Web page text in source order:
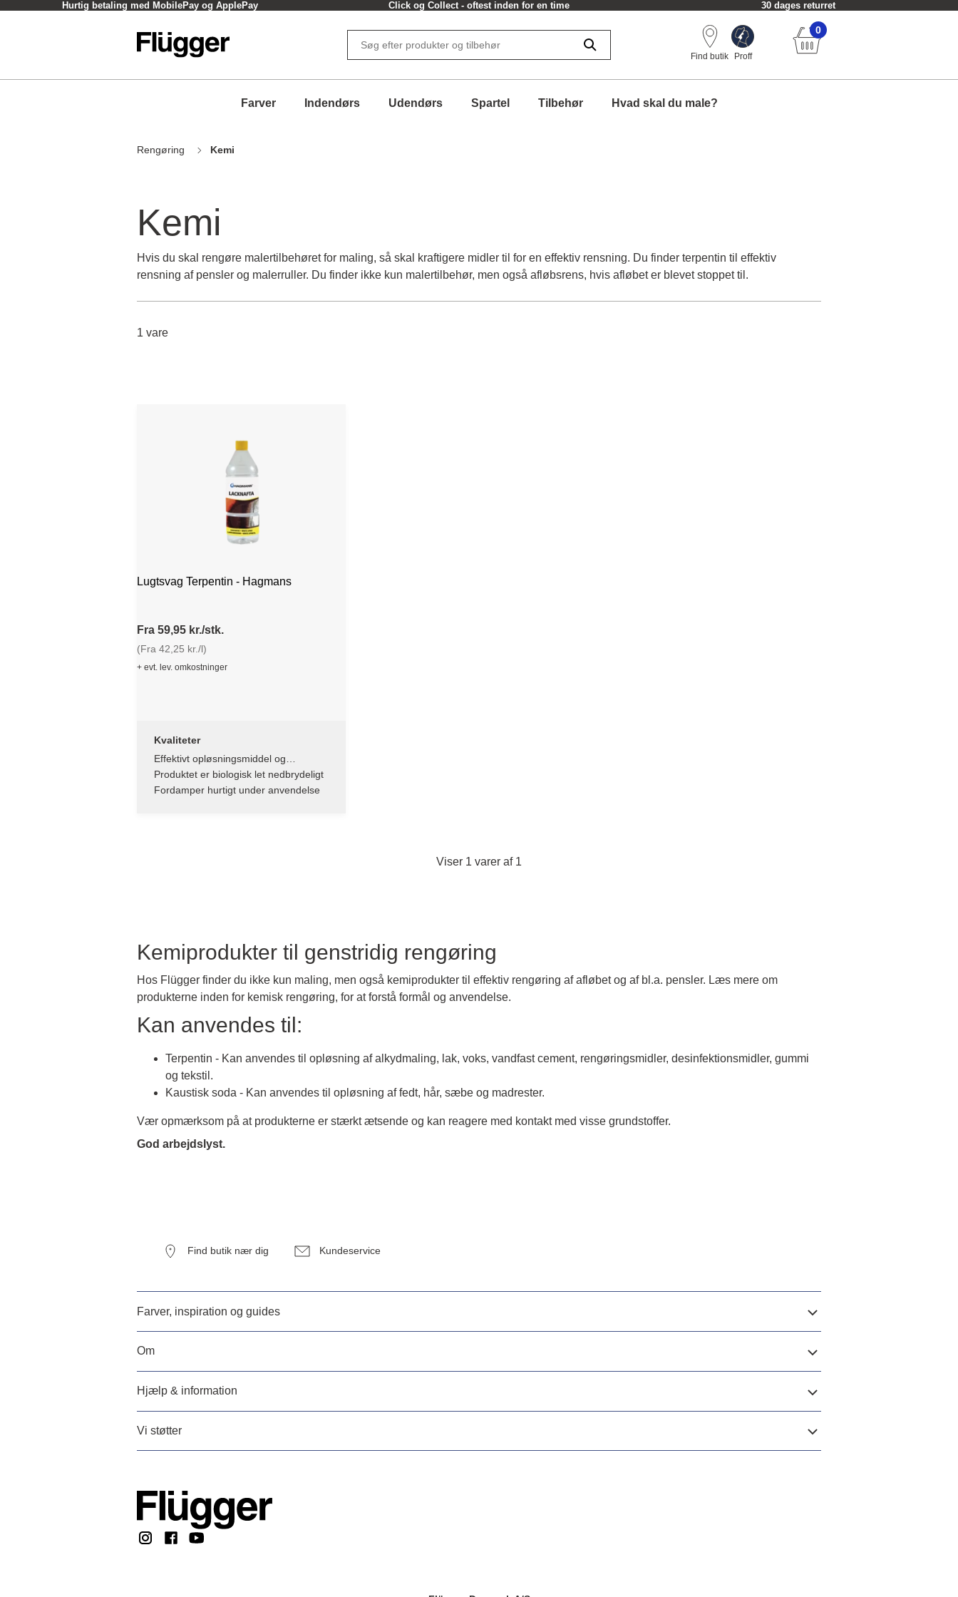
Hurtig betaling med MobilePay og ApplePay Click og Collect - oftest inden for en time 30 dages returret
Find butik Proff
0
Farver Indendørs Udendørs Spartel Tilbehør Hvad skal du male?
Rengøring Kemi
Kemi
Hvis du skal rengøre malertilbehøret for maling, så skal kraftigere midler til for en effektiv rensning. Du finder terpentin til effektiv
rensning af pensler og malerruller. Du finder ikke kun malertilbehør, men også afløbsrens, hvis afløbet er blevet stoppet til.
1 vare
Lugtsvag Terpentin - Hagmans
Fra 59,95 kr./stk.
(Fra 42,25 kr./l)
+ evt. lev. omkostninger
Kvaliteter
Effektivt opløsningsmiddel og
rensemiddel
Produktet er biologisk let nedbrydeligt
Fordamper hurtigt under anvendelse
Viser 1 varer af 1
Kemiprodukter til genstridig rengøring
Hos Flügger finder du ikke kun maling, men også kemiprodukter til effektiv rengøring af afløbet og af bl.a. pensler. Læs mere om
produkterne inden for kemisk rengøring, for at forstå formål og anvendelse.
Kan anvendes til:
Terpentin - Kan anvendes til opløsning af alkydmaling, lak, voks, vandfast cement, rengøringsmidler, desinfektionsmidler, gummi
og tekstil.
Kaustisk soda - Kan anvendes til opløsning af fedt, hår, sæbe og madrester.
Vær opmærksom på at produkterne er stærkt ætsende og kan reagere med kontakt med visse grundstoffer.
God arbejdslyst.
Find butik nær dig Kundeservice
Farver, inspiration og guides
Om
Hjælp & information
Vi støtter